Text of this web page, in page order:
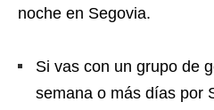
noche en Segovia.
Si vas con un grupo de
semana o más días por